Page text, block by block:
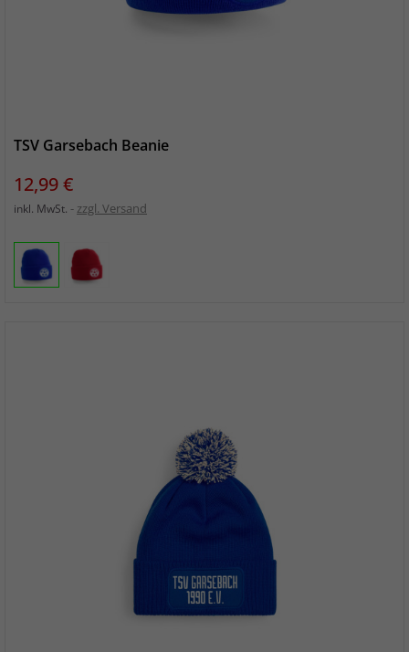
TSV Garsebach Beanie
Preis
12,99 €
inkl. MwSt. zzgl. Versand